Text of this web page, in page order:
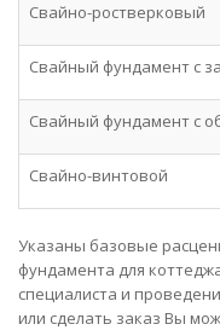
Свайно-ростверковый
Свайный фундамент c
Свайный фундамент c
Свайно-винтовой
Указаны базовые
фундамента для
специалиста и
или сделать заказ Вы